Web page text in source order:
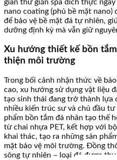
gian thư giãn spa đích thực
nano coating (phủ bề mặt nano)
để bảo vệ bề mặt đá tự nhiên,
dưỡng định kỳ mà vẫn giữ
Xu hướng thiết kế bồn
thiện môi trường
Trong bối cảnh nhận thức về
cao, xu hướng sử dụng vật liệu
tạo sinh thái đang trở thành lựa
nhiều kiến trúc sư và chủ đầu tư
phẩm bồn tắm đá nhân tạo thế
từ chai nhựa PET, kết hợp với
khai thác, tạo ra những sản
mặt bảo vệ môi trường. Đồng
sông tự nhiên – loại đá được